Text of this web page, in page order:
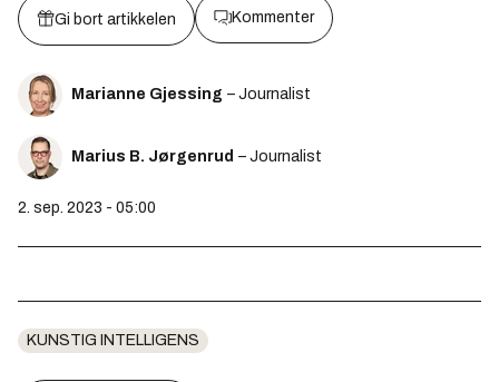
Gi bort artikkelen Kommenter
Marianne Gjessing – Journalist
Marius B. Jørgenrud – Journalist
2. sep. 2023 - 05:00
KUNSTIG INTELLIGENS